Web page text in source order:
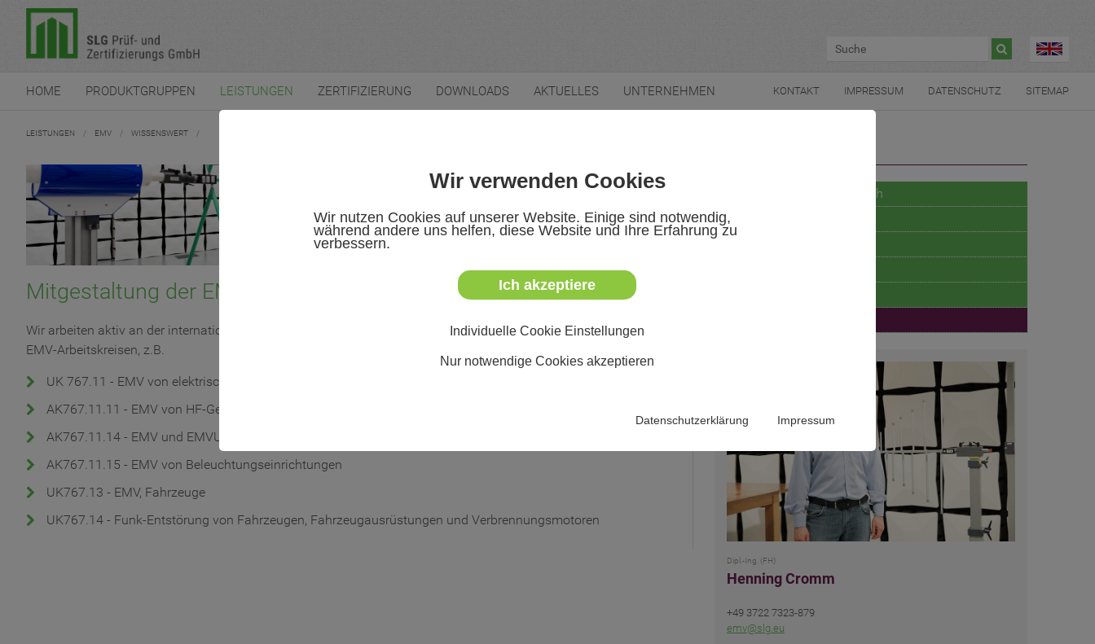
Wir verwenden Cookies
Wir nutzen Cookies auf unserer Website. Einige sind notwendig,
während andere uns helfen, diese Website und Ihre Erfahrung zu
verbessern.
Ich akzeptiere
Individuelle Cookie Einstellungen
Nur notwendige Cookies akzeptieren
Datenschutzerklärung Impressum

HOME PRODUKTGRUPPEN LEISTUNGEN ZERTIFIZIERUNG DOWNLOADS AKTUELLES UNTERNEHMEN KONTAKT IMPRESSUM DATENSCHUTZ SITEMAP
LEISTUNGEN / EMV / WISSENSWERT /
Mitgestaltung der EMV-Normung
Wir arbeiten aktiv an der internationalen EMV-Normung mit. Unsere Experten engagieren sich in diversen DKE-
EMV-Arbeitskreisen, z.B.
UK 767.11 - EMV von elektrischen Betriebsmitteln und Anlagen
AK767.11.11 - EMV von HF-Geräten für industrielle, wissenschaftliche und medizinische (ISM) Anwendungen
AK767.11.14 - EMV und EMVU/EMF von Hausgeräten und ähnlichen Anwendungen
AK767.11.15 - EMV von Beleuchtungseinrichtungen
UK767.13 - EMV, Fahrzeuge
UK767.14 - Funk-Entstörung von Fahrzeugen, Fahrzeugausrüstungen und Verbrennungsmotoren
Industrie- und Laborbereich
Funkanwendungen
Dipl.-Ing. (FH)
Henning Cromm
+49 3722 7323-879
emv@slg.eu